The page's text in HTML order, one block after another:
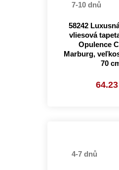
7-10 dnů
58242
vliesová
Opulence
Marburg,
70
4-7 dnů